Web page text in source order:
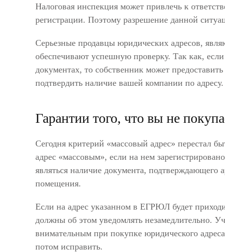
Налоговая инспекция может привлечь к
регистрации. Поэтому разрешение данной
Серьезные продавцы юридических адресов,
обеспечивают успешную проверку. Так как,
документах, то собственник может
подтвердить наличие вашей компании по адресу.
Гарантии того, что вы не
Сегодня критерий «массовый адрес» перестал
адрес «массовым», если на нем
являться наличие документа, подтверждающего
помещения.
Если на адрес указанном в ЕГРЮЛ будет
должны об этом уведомлять незамедлительно.
внимательным при покупке юридического
потом исправить.